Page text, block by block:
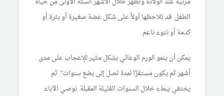
الطفل. قد تلاحظها أولاً على شكل عضة صغيرة أو بثرة أو
كدمة أو نتوء ناعم.
يمكن أن ينمو الورم الوعائي بشكل مثير للإعجاب على مدى
أشهر ثم يكون مستقرًا لمدة تصل إلى بضع سنوات". ثم
يختفي ببطء خلال السنوات القليلة المقبلة. نوصي الآباء